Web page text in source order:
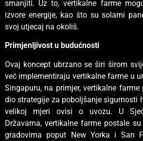
smanjiti. Uz to, vertikalne farme
izvore energije, kao što su solarni
svoj utjecaj na okoliš.
Primjenljivost u budućnosti
Ovaj koncept ubrzano se širi širom
već implementiraju vertikalne farme u
Singapuru, na primjer, vertikalne
dio strategije za poboljšanje sigurnosti
velikoj mjeri ovisi o uvozu. U
Državama, vertikalne farme postale
gradovima poput New Yorka i San